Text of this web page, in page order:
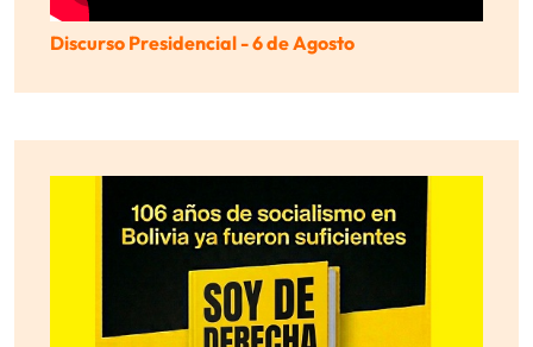
Discurso Presidencial - 6 de Agosto